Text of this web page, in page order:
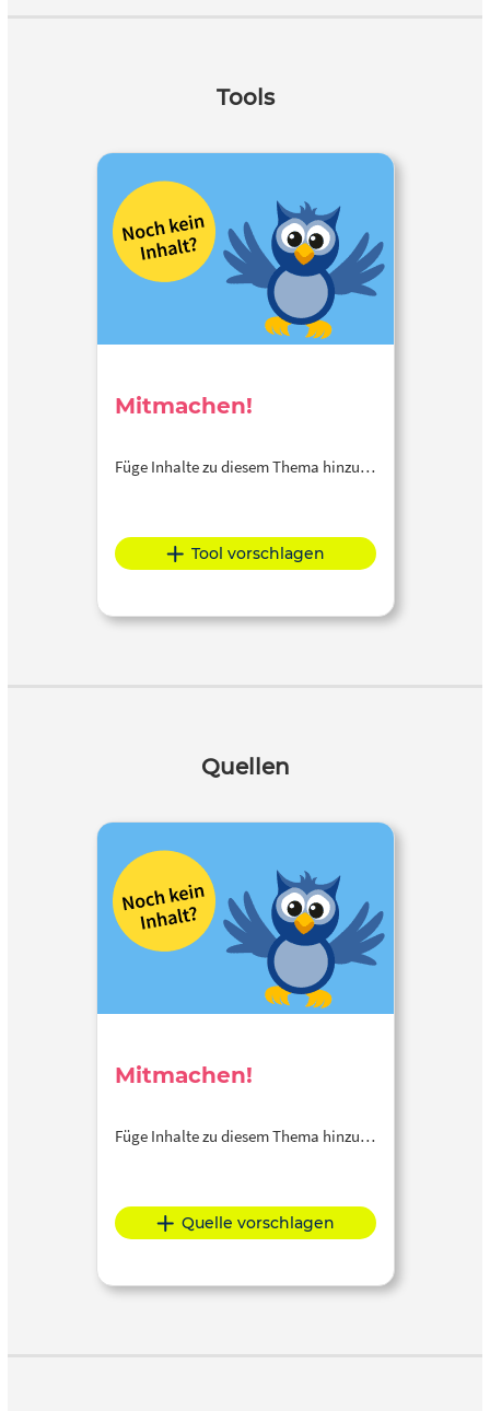
Tools
Mitmachen!
Füge Inhalte zu diesem Thema hinzu…
Tool vorschlagen
Quellen
Mitmachen!
Füge Inhalte zu diesem Thema hinzu…
Quelle vorschlagen